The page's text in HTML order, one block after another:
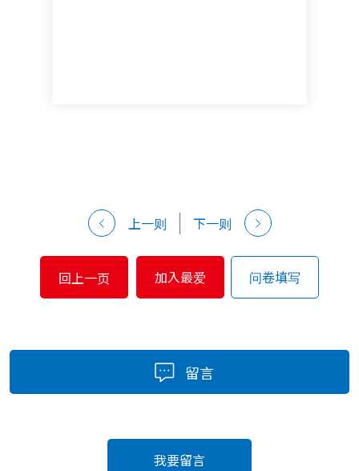
上一则 下一则
回上一页 加入最爱 问卷填写
留言
我要留言